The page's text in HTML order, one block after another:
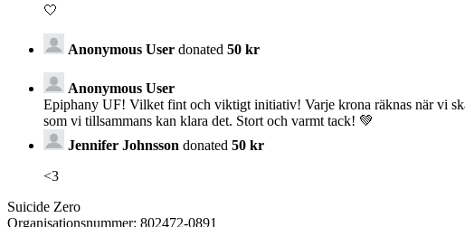
🤍
Anonymous User donated 50 kr
Anonymous User
Epiphany UF! Vilket fint och viktigt initiativ! Varje krona räknas när vi
som vi tillsammans kan klara det. Stort och varmt tack! 💚
Jennifer Johnsson donated 50 kr
<3
Suicide Zero
Organisationsnummer: 802472-0891